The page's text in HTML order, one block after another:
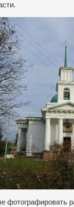
фотографировать